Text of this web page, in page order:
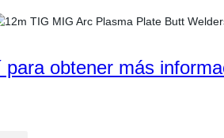
para obtener más